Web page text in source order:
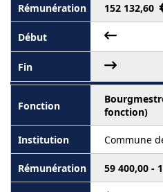
152 132,60
fonction)
Commune
59 400,00 -